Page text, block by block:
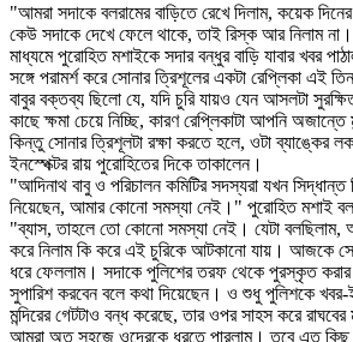
"আমরা সদাকে বলরামের বাড়িতে রেখে দিলাম, কয়েক
কেউ সদাকে দেখে ফেলে থাকে, তাই রিস্ক আর নিলাম
মাধ্যমে পুরোহিত মশাইকে সদার বন্ধুর বাড়ি যাবার খবর
সঙ্গে পরামর্শ করে সোনার ত্রিশূলের একটা রেপ্লিকা এই
বাবুর বক্তব্য ছিলো যে, যদি চুরি যায়ও যেন আসলটা
কাছে ক্ষমা চেয়ে নিচ্ছি, কারণ রেপ্লিকাটা আপনি অজান্তে
কিন্তু সোনার ত্রিশূলটা রক্ষা করতে হলে, ওটা ব্যাঙ্কের
ইনস্পেক্টর রায় পুরোহিতের দিকে তাকালেন।
"আদিনাথ বাবু ও পরিচালন কমিটির সদস্যরা যখন
নিয়েছেন, আমার কোনো সমস্যা নেই।" পুরোহিত মশাই
"ব্যাস, তাহলে তো কোনো সমস্যা নেই। যেটা বলছিলাম,
করে নিলাম কি করে এই চুরিকে আটকানো যায়। আজকে
ধরে ফেললাম। সদাকে পুলিশের তরফ থেকে পুরস্কৃত করার
সুপারিশ করবেন বলে কথা দিয়েছেন। ও শুধু পুলিশকে
মন্দিরের গেটটাও বন্ধ করেছে, তার ওপর সাহস করে
আমরা অত সহজে ওদেরকে ধরতে পারলাম। তবে এত কিছু